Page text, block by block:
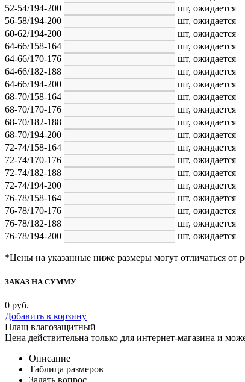
52-54/194-200
шт, ожидается
56-58/194-200
шт, ожидается
60-62/194-200
шт, ожидается
64-66/158-164
шт, ожидается
64-66/170-176
шт, ожидается
64-66/182-188
шт, ожидается
64-66/194-200
шт, ожидается
68-70/158-164
шт, ожидается
68-70/170-176
шт, ожидается
68-70/182-188
шт, ожидается
68-70/194-200
шт, ожидается
72-74/158-164
шт, ожидается
72-74/170-176
шт, ожидается
72-74/182-188
шт, ожидается
72-74/194-200
шт, ожидается
76-78/158-164
шт, ожидается
76-78/170-176
шт, ожидается
76-78/182-188
шт, ожидается
76-78/194-200
шт, ожидается
*Цены на указанные ниже размеры могут отличаться от
ЗАКАЗ НА СУММУ
0 руб.
Добавить в корзину
Плащ влагозащитный
Цена действительна только для интернет-магазина и
Описание
Таблица размеров
Задать вопрос